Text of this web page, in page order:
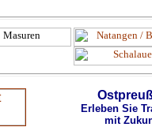
Erleben Sie
mit